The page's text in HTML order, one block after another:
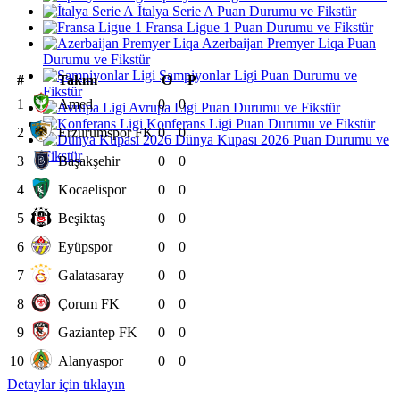
İtalya Serie A Puan Durumu ve Fikstür
Fransa Ligue 1 Puan Durumu ve Fikstür
Azerbaijan Premyer Liqa Puan
Durumu ve Fikstür
Şampiyonlar Ligi Puan Durumu ve
Fikstür
Avrupa Ligi Puan Durumu ve Fikstür
Konferans Ligi Puan Durumu ve Fikstür
Dünya Kupası 2026 Puan Durumu ve
Fikstür
# Takım O
P
1
Amed 0
0
2
Erzurumspor FK 0
0
3
Başakşehir 0
0
4
Kocaelispor 0
0
5
Beşiktaş 0
0
6
Eyüpspor 0
0
7
Galatasaray 0
0
8
Çorum FK 0
0
9
Gaziantep FK 0
0
10
Alanyaspor 0
0
Detaylar için tıklayın